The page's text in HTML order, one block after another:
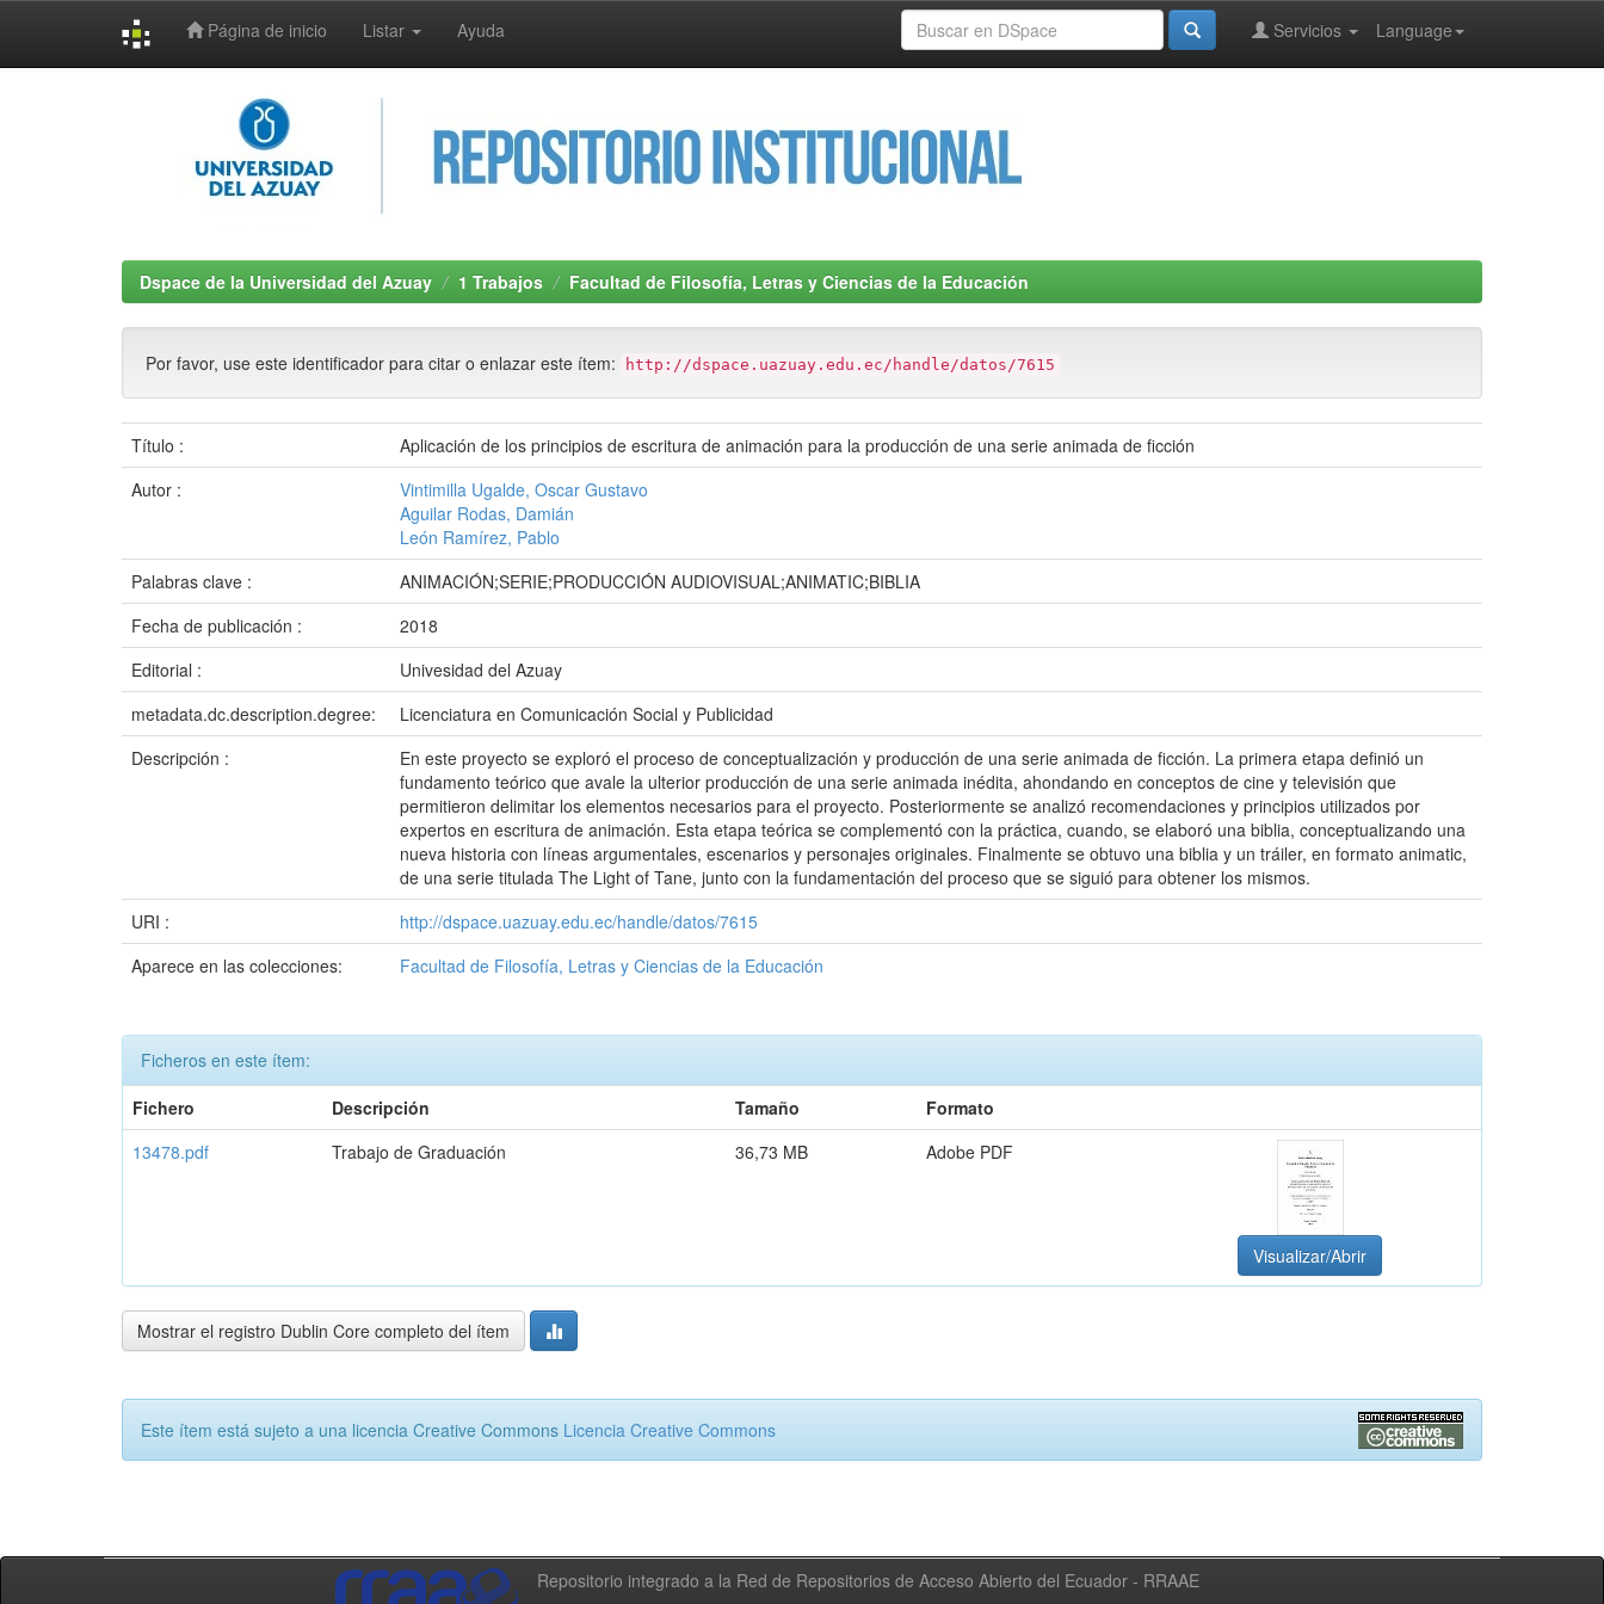
Página de inicio Listar Ayuda Language
Servicios
Dspace de la Universidad del Azuay 1 Trabajos Facultad de Filosofía, Letras y Ciencias de la Educación
Por favor, use este identificador para citar o enlazar este ítem: http://dspace.uazuay.edu.ec/handle/datos/7615
Título :
Aplicación de los principios de escritura de animación para la producción de una serie animada de ficción
Autor :
Vintimilla Ugalde, Oscar Gustavo
Aguilar Rodas, Damián
León Ramírez, Pablo
Palabras clave :
ANIMACIÓN;SERIE;PRODUCCIÓN AUDIOVISUAL;ANIMATIC;BIBLIA
Fecha de publicación :
2018
Editorial :
Univesidad del Azuay
metadata.dc.description.degree:
Licenciatura en Comunicación Social y Publicidad
Descripción :
En este proyecto se exploró el proceso de conceptualización y producción de una serie animada de ficción. La primera etapa definió un
fundamento teórico que avale la ulterior producción de una serie animada inédita, ahondando en conceptos de cine y televisión que
permitieron delimitar los elementos necesarios para el proyecto. Posteriormente se analizó recomendaciones y principios utilizados por
expertos en escritura de animación. Esta etapa teórica se complementó con la práctica, cuando, se elaboró una biblia, conceptualizando una
nueva historia con líneas argumentales, escenarios y personajes originales. Finalmente se obtuvo una biblia y un tráiler, en formato animatic,
de una serie titulada The Light of Tane, junto con la fundamentación del proceso que se siguió para obtener los mismos.
URI :
http://dspace.uazuay.edu.ec/handle/datos/7615
Aparece en las colecciones:
Facultad de Filosofía, Letras y Ciencias de la Educación
Ficheros en este ítem:
Fichero
Descripción Tamaño
Formato
13478.pdf
Trabajo de Graduación 36,73 MB Adobe PDF
Visualizar/Abrir
Mostrar el registro Dublin Core completo del ítem
Este ítem está sujeto a una licencia Creative Commons Licencia Creative Commons
Repositorio integrado a la Red de Repositorios de Acceso Abierto del Ecuador - RRAAE